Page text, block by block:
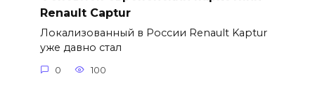
Renault Captur
Локализованный в России Renault Kaptur
уже давно стал
0 100